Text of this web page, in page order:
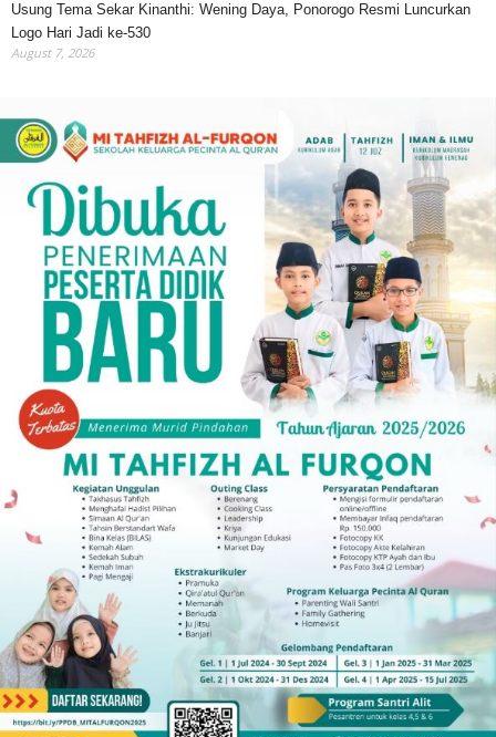
Usung Tema Sekar Kinanthi: Wening Daya, Ponorogo Resmi Luncurkan
Logo Hari Jadi ke-530
August 7, 2026